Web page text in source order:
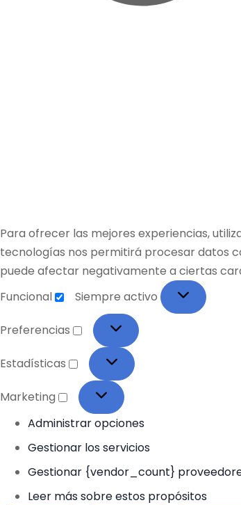
Para ofrecer las mejores experiencias,
tecnologías nos permitirá procesar datos
puede afectar negativamente a ciertas
Funcional
Siempre activo
Preferencias
Estadísticas
Marketing
Administrar opciones
Gestionar los servicios
Gestionar {vendor_count}
Leer más sobre estos propósitos